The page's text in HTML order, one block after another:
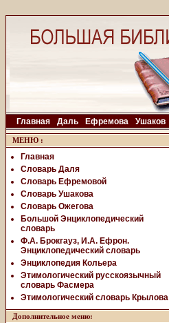
Главная Даль Ефремова Ушаков
МЕНЮ :
Главная
Словарь Даля
Словарь Ефремовой
Словарь Ушакова
Словарь Ожегова
Большой Энциклопедический
словарь
Ф.А. Брокгауз, И.А. Ефрон.
Энциклопедический словарь
Энциклопедия Кольера
Этимологический русскоязычный
словарь Фасмера
Этимологический словарь Крылова
Дополнительное меню: